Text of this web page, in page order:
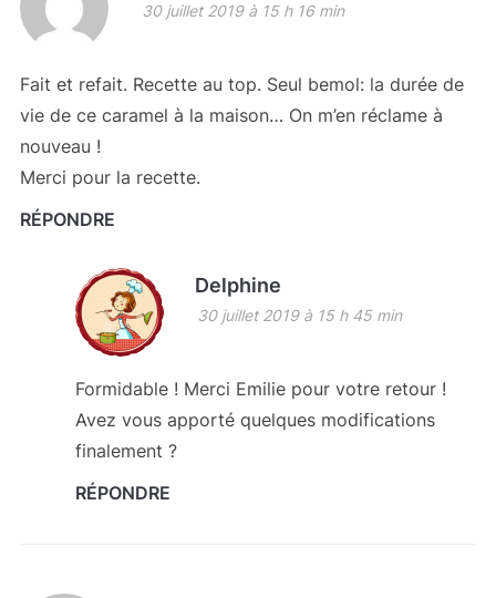
30 juillet 2019 à 15 h 16 min
Fait et refait. Recette au top. Seul bemol: la durée de
vie de ce caramel à la maison… On m’en réclame à
nouveau !
Merci pour la recette.
RÉPONDRE
Delphine
30 juillet 2019 à 15 h 45 min
Formidable ! Merci Emilie pour votre retour !
Avez vous apporté quelques modifications
finalement ?
RÉPONDRE